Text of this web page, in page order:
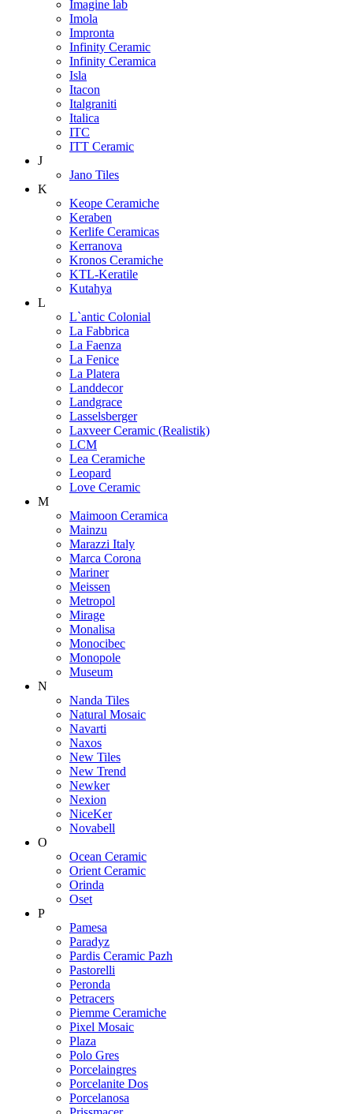
Imagine lab
Imola
Impronta
Infinity Ceramic
Infinity Ceramica
Isla
Itacon
Italgraniti
Italica
ITC
ITT Ceramic
J
Jano Tiles
K
Keope Ceramiche
Keraben
Kerlife Ceramicas
Kerranova
Kronos Ceramiche
KTL-Keratile
Kutahya
L
L`antic Colonial
La Fabbrica
La Faenza
La Fenice
La Platera
Landdecor
Landgrace
Lasselsberger
Laxveer Ceramic (Realistik)
LCM
Lea Ceramiche
Leopard
Love Ceramic
M
Maimoon Ceramica
Mainzu
Marazzi Italy
Marca Corona
Mariner
Meissen
Metropol
Mirage
Monalisa
Monocibec
Monopole
Museum
N
Nanda Tiles
Natural Mosaic
Navarti
Naxos
New Tiles
New Trend
Newker
Nexion
NiceKer
Novabell
O
Ocean Ceramic
Orient Ceramic
Orinda
Oset
P
Pamesa
Paradyz
Pardis Ceramic Pazh
Pastorelli
Peronda
Petracers
Piemme Ceramiche
Pixel Mosaic
Plaza
Polo Gres
Porcelaingres
Porcelanite Dos
Porcelanosa